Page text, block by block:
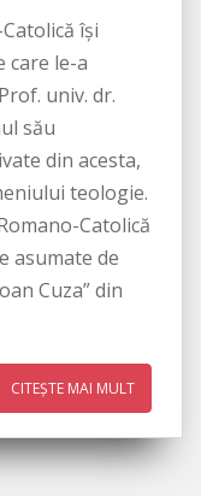
își
care le-a
univ. dr.
său
din acesta,
teologie.
Catolică
asumate de
Cuza” din
CITEȘTE MAI MULT